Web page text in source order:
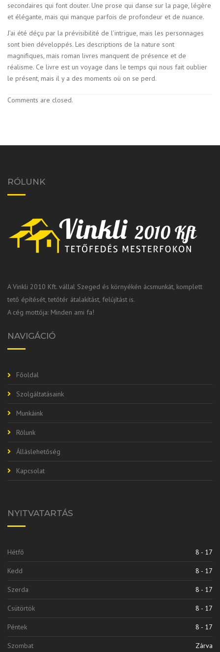
secondaires qui font douter. Une prose qui danse sur la page, légère
et élégante, mais qui manque parfois de profondeur et de nuance.
J’ai été déçu par la prévisibilité de l’intrigue, mais les personnages
sont bien développés. Les descriptions de la nature sont
magnifiques, mais roman livres manquent de présence et de
réalisme. Ce livre est un voyage dans le temps qui nous fait oublier
le présent, mais il y a des moments où on se perd.
Comments are closed.
RÓLUNK
A Vinkli 2010 Kft. vállal Szeged és környékén ácsmunkát, komplett
tető építését, tetőtér átalakítást, felújítást is.
A cég mottója: Minden ami fa!
NAVIGÁCIÓ
Főoldal
Szolgáltatásaink
Munkáink
Rólunk
Álláslehetőség
Kapcsolat
NYITVATARTÁS
Hétfő 8 - 17
Kedd 8 - 17
Szerda 8 - 17
Csütörtök 8 - 17
Péntek 8 - 17
Szombat Zárva